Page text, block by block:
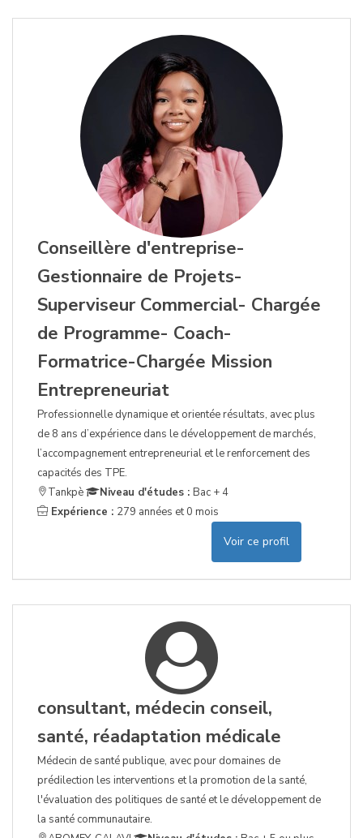
Conseillère d'entreprise-
Gestionnaire de Projets-
Superviseur Commercial- Chargée
de Programme- Coach-
Formatrice-Chargée Mission
Entrepreneuriat
Professionnelle dynamique et orientée résultats, avec plus
de 8 ans d’expérience dans le développement de marchés,
l’accompagnement entrepreneurial et le renforcement des
capacités des TPE.
Tankpè
Niveau d'études : Bac + 4
Expérience : 279 années et 0 mois
Voir ce profil
consultant, médecin conseil,
santé, réadaptation médicale
Médecin de santé publique, avec pour domaines de
prédilection les interventions et la promotion de la santé,
l'évaluation des politiques de santé et le développement de
la santé communautaire.